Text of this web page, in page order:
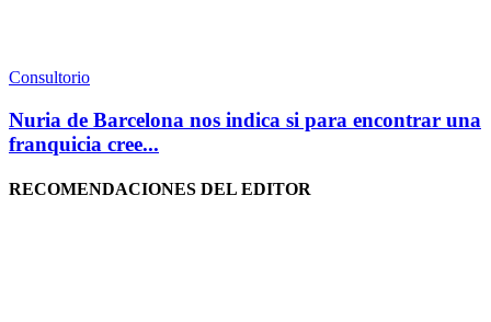
Consultorio
Nuria de Barcelona nos indica si para encontrar una
franquicia cree...
RECOMENDACIONES DEL EDITOR